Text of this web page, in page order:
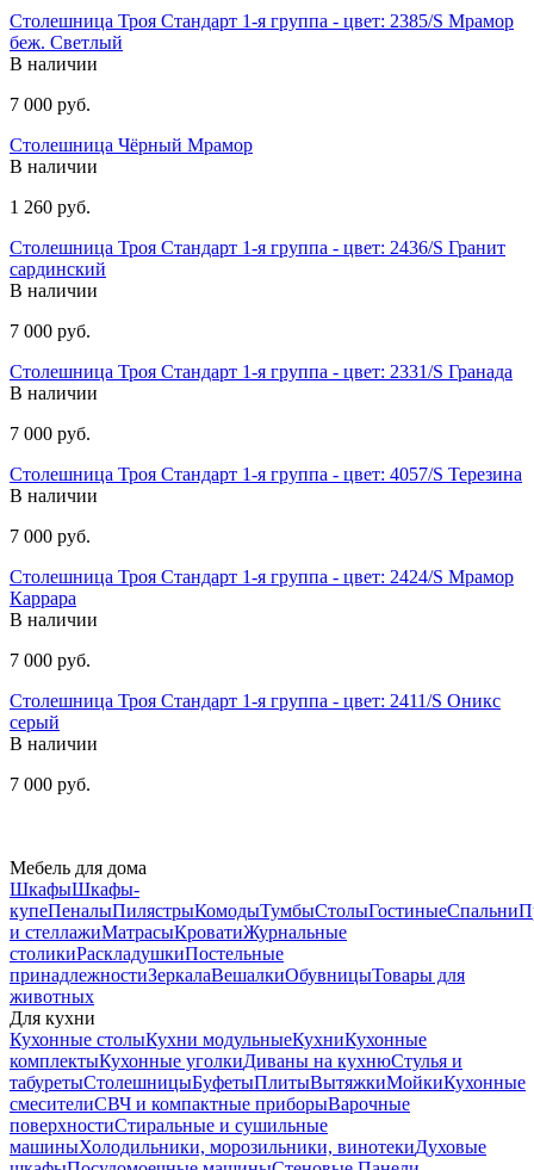
Столешница Троя Стандарт 1-я группа - цвет: 2385/S Мрамор
беж. Светлый
В наличии
7 000 руб.
Столешница Чёрный Мрамор
В наличии
1 260 руб.
Столешница Троя Стандарт 1-я группа - цвет: 2436/S Гранит
сардинский
В наличии
7 000 руб.
Столешница Троя Стандарт 1-я группа - цвет: 2331/S Гранада
В наличии
7 000 руб.
Столешница Троя Стандарт 1-я группа - цвет: 4057/S Терезина
В наличии
7 000 руб.
Столешница Троя Стандарт 1-я группа - цвет: 2424/S Мрамор
Каррара
В наличии
7 000 руб.
Столешница Троя Стандарт 1-я группа - цвет: 2411/S Оникс
серый
В наличии
7 000 руб.
Мебель для дома
ШкафыШкафы-
купеПеналыПилястрыКомодыТумбыСтолыГостиныеСпальни
и стеллажиМатрасыКроватиЖурнальные
столикиРаскладушкиПостельные
принадлежностиЗеркалаВешалкиОбувницыТовары для
животных
Для кухни
Кухонные столыКухни модульныеКухниКухонные
комплектыКухонные уголкиДиваны на кухнюСтулья и
табуретыСтолешницыБуфетыПлитыВытяжкиМойкиКухонные
смесителиСВЧ и компактные приборыВарочные
поверхностиСтиральные и сушильные
машиныХолодильники, морозильники, винотекиДуховые